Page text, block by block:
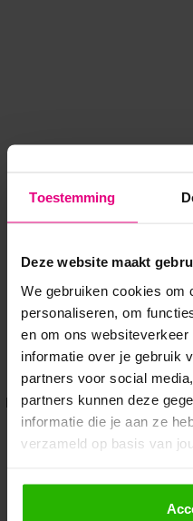
Toestemming
Deze website maakt
We gebruiken cookies om
personaliseren, om
en om ons
informatie over je gebruik
partners voor social
partners kunnen deze
informatie die je aan ze
verzameld op basis van
Als je op "Accepteer"
toestemming om cookies
Application error: a client-
loadingwww.voordeeluitjes.nl